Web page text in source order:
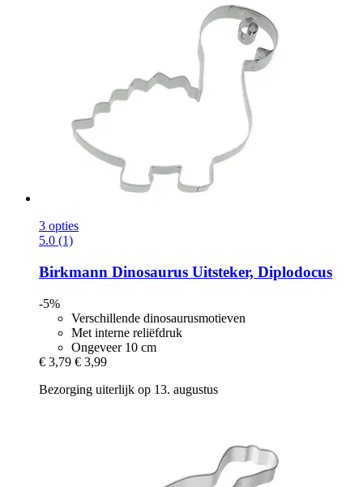
3 opties
5.0 (1)
Birkmann Dinosaurus Uitsteker, Diplodocus
-5%
Verschillende dinosaurusmotieven
Met interne reliëfdruk
Ongeveer 10 cm
€ 3,79 € 3,99
Bezorging uiterlijk op 13. augustus